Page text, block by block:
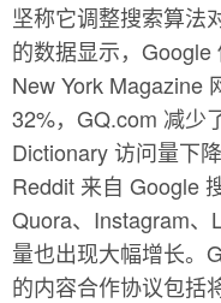
坚称它调整搜索算法
的数据显示，
New York Magazine
32%，GQ.com 减少
Dictionary 访问量下
Reddit 来自 Google
Quora、Instagram
量也出现大幅增长。
的内容合作协议包括